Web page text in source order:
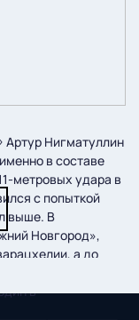
Артур Нигматуллин
в составе
метровых удара в
с попыткой
выше. В
Новгород»,
а до
в